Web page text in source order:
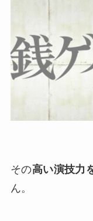
その高い演技力
ん。